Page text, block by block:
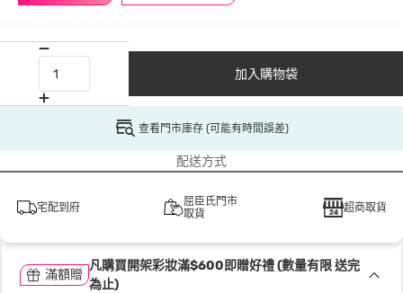
加入購物袋
查看門市庫存 (可能有時間誤差)
配送方式
宅配到府
屈臣氏門市
取貨
超商取貨
滿額贈
凡購買開架彩妝滿$600即贈好禮 (數量有限 送完
為止)